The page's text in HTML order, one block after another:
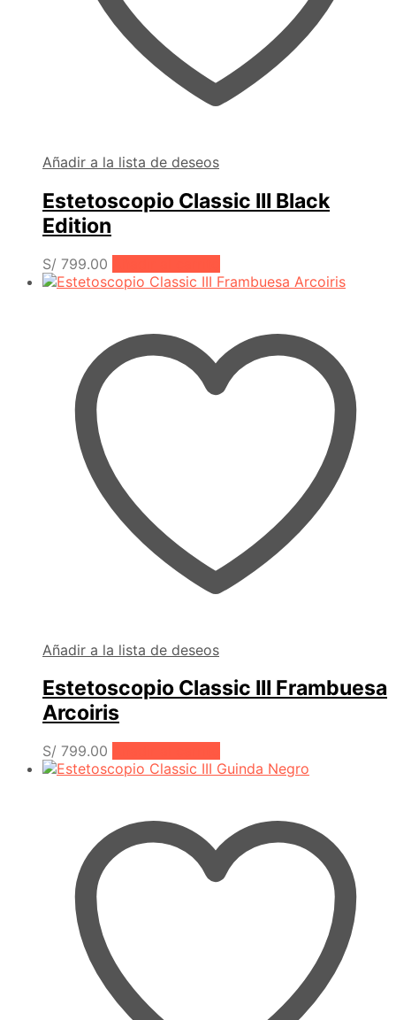
Añadir a la lista de deseos
Estetoscopio Classic III Black
Edition
S/ 799.00
Añadir a la lista de deseos
Estetoscopio Classic III Frambuesa
Arcoiris
S/ 799.00